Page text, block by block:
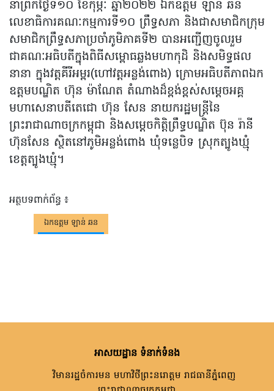
នាព្រឹកថ្ងៃទី១០ ខែកុម្ភៈ ឆ្នាំ២០២២ ឯកឧត្តម ឡាន់ ឆន
លេខាធិការគណៈកម្មការទី១០ ព្រឹទ្ធសភា និងជាសមាជិកក្រុម
សមាជិកព្រឹទ្ធសភាប្រចាំភូមិភាគទី២ បានអញ្ជើញចូលរួម
ជាគណៈអធិបតីក្នុងពិធីសម្ពោធឆ្លងមហាកុដិ និងសមិទ្ធផល
នានា ក្នុងវត្តគីរីអម្ពរ(ហៅវត្តអន្លង់ពោង) ក្រោមអធិបតីភាពឯក
ឧត្តមបណ្ឌិត ហ៊ុន ម៉ាណែត តំណាងដ៏ខ្ពង់ខ្ពស់សម្ដេចអគ្គ
មហាសេនាបតីតេជោ ហ៊ុន សែន នាយករដ្ឋមន្រ្តីនៃ
ព្រះរាជាណាចក្រកម្ពុជា និងសម្ដេចកិត្តិព្រឹទ្ធបណ្ឌិត ប៊ុន រ៉ានី
ហ៊ុនសែន ស្ថិតនៅភូមិអន្លង់ពោង ឃុំទន្លេបិទ ស្រុកត្បូងឃ្មុំ
ខេត្តត្បូងឃ្មុំ។
អត្ថបទពាក់ព័ន្ធ ៖
ឯកឧត្តម ឡាន់ ឆន
អាសយដ្ឋាន ទំនាក់ទំនង
វិមានរដ្ឋចំការមន មហាវិថីព្រះនរោត្តម រាជធានីភ្នំពេញ